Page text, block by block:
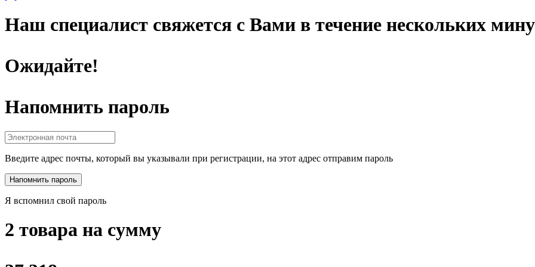
Наш специалист свяжется с Вами в течение нескольких
Ожидайте!
Напомнить пароль
Введите адрес почты, который вы указывали при регистрации, на этот адрес отправим пароль
Я вспомнил свой пароль
2 товара на сумму